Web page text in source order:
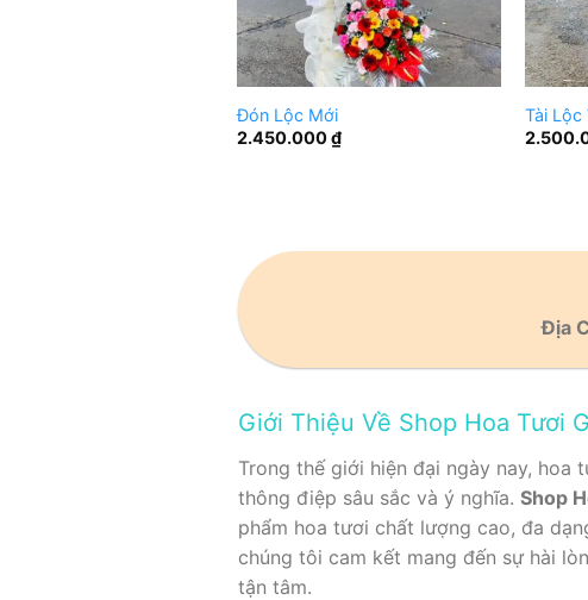
Đón Lộc Mới
2.450.000₫
Tài Lộc
Địa
Giới Thiệu Về Shop Hoa Tươi
Trong thế giới hiện đại ngày nay, hoa
thông điệp sâu sắc và ý nghĩa. Shop
phẩm hoa tươi chất lượng cao, đa
chúng tôi cam kết mang đến sự hài
tận tâm.